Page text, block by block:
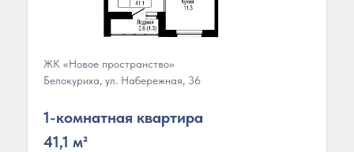
ЖК «Новое пространство»
Белокуриха, ул. Набережная, 36
1-комнатная квартира
41,1 м²